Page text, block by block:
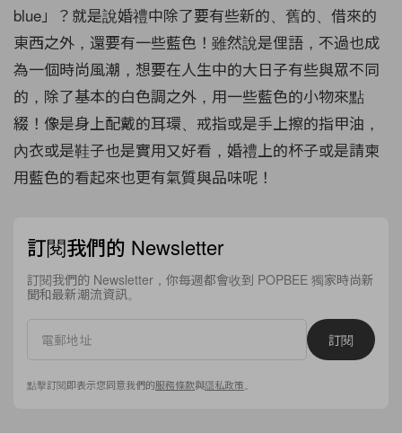
blue」？就是說婚禮中除了要有些新的、舊的、借來的
東西之外，還要有一些藍色！雖然說是俚語，不過也成
為一個時尚風潮，想要在人生中的大日子有些與眾不同
的，除了基本的白色調之外，用一些藍色的小物來點
綴！像是身上配戴的耳環、戒指或是手上擦的指甲油，
內衣或是鞋子也是實用又好看，婚禮上的杯子或是請柬
用藍色的看起來也更有氣質與品味呢！
訂閱我們的 Newsletter
訂閱我們的 Newsletter，你每週都會收到 POPBEE 獨家時尚新
聞和最新潮流資訊。
訂閱
點擊訂閱即表示您同意我們的服務條款與隱私政策